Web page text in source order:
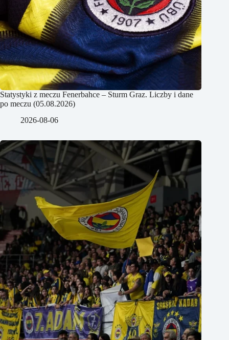
Statystyki z meczu Fenerbahce – Sturm Graz. Liczby i dane
po meczu (05.08.2026)
2026-08-06